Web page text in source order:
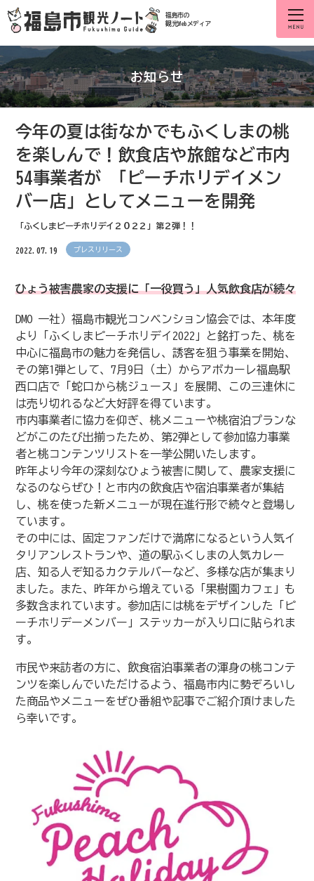
福島市の
観光Webメディア
お知らせ
今年の夏は街なかでもふくしまの桃
を楽しんで！飲食店や旅館など市内
54事業者が 「ピーチホリデイメン
バー店」としてメニューを開発
「ふくしまピーチホリデイ２０２２」第２弾！！
2022.07.19 プレスリリース
ひょう被害農家の支援に「一役買う」人気飲食店が続々
DMO 一社）福島市観光コンベンション協会では、本年度
より「ふくしまピーチホリデイ2022」と銘打った、桃を
中心に福島市の魅力を発信し、誘客を狙う事業を開始、
その第1弾として、7月9日（土）からアボカーレ福島駅
西口店で「蛇口から桃ジュース」を展開、この三連休に
は売り切れるなど大好評を得ています。
市内事業者に協力を仰ぎ、桃メニューや桃宿泊プランな
どがこのたび出揃ったため、第2弾として参加協力事業
者と桃コンテンツリストを一挙公開いたします。
昨年より今年の深刻なひょう被害に関して、農家支援に
なるのならぜひ！と市内の飲食店や宿泊事業者が集結
し、桃を使った新メニューが現在進行形で続々と登場し
ています。
その中には、固定ファンだけで満席になるという人気イ
タリアンレストランや、道の駅ふくしまの人気カレー
店、知る人ぞ知るカクテルバーなど、多様な店が集まり
ました。また、昨年から増えている「果樹園カフェ」も
多数含まれています。参加店には桃をデザインした「ピ
ーチホリデーメンバー」ステッカーが入り口に貼られま
す。
市民や来訪者の方に、飲食宿泊事業者の渾身の桃コンテ
ンツを楽しんでいただけるよう、福島市内に勢ぞろいし
た商品やメニューをぜひ番組や記事でご紹介頂けました
ら幸いです。